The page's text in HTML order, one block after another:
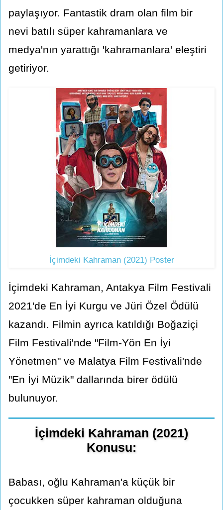
paylaşıyor. Fantastik dram olan film bir
nevi batılı süper kahramanlara ve
medya'nın yarattığı 'kahramanlara' eleştiri
getiriyor.
İçimdeki Kahraman (2021) Poster
İçimdeki Kahraman, Antakya Film Festivali
2021'de En İyi Kurgu ve Jüri Özel Ödülü
kazandı. Filmin ayrıca katıldığı Boğaziçi
Film Festivali'nde "Film-Yön En İyi
Yönetmen" ve Malatya Film Festivali'nde
"En İyi Müzik" dallarında birer ödülü
bulunuyor.
İçimdeki Kahraman (2021)
Konusu:
Babası, oğlu Kahraman'a küçük bir
çocukken süper kahraman olduğuna